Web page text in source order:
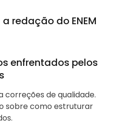
redação do ENEM
enfrentados pelos
correções de qualidade.
sobre como estruturar